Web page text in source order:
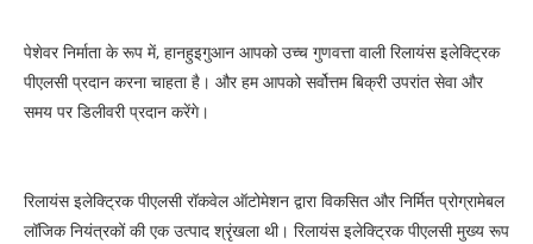
पेशेवर निर्माता के रूप में, हानहुइगुआन आपको उच्च गुणवत्ता वाली रिलायंस इलेक्ट्रिक
पीएलसी प्रदान करना चाहता है। और हम आपको सर्वोत्तम बिक्री उपरांत सेवा और
समय पर डिलीवरी प्रदान करेंगे।
रिलायंस इलेक्ट्रिक पीएलसी रॉकवेल ऑटोमेशन द्वारा विकसित और निर्मित प्रोग्रामेबल
लॉजिक नियंत्रकों की एक उत्पाद श्रृंखला थी। रिलायंस इलेक्ट्रिक पीएलसी मुख्य रूप